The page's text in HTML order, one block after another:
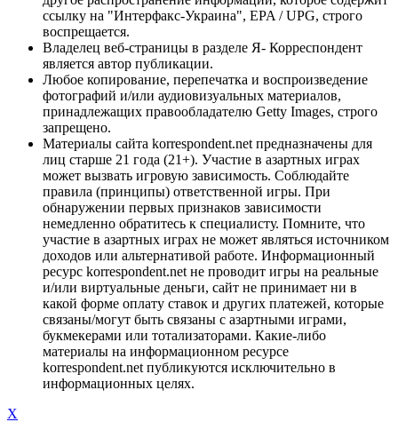
ссылку на "Интерфакс-Украина", EPA / UPG, строго
воспрещается.
Владелец веб-страницы в разделе Я- Корреспондент
является автор публикации.
Любое копирование, перепечатка и воспроизведение
фотографий и/или аудиовизуальных материалов,
принадлежащих правообладателю Getty Images, строго
запрещено.
Материалы сайта korrespondent.net предназначены для
лиц старше 21 года (21+). Участие в азартных играх
может вызвать игровую зависимость. Соблюдайте
правила (принципы) ответственной игры. При
обнаружении первых признаков зависимости
немедленно обратитесь к специалисту. Помните, что
участие в азартных играх не может являться источником
доходов или альтернативой работе. Информационный
ресурс korrespondent.net не проводит игры на реальные
и/или виртуальные деньги, сайт не принимает ни в
какой форме оплату ставок и других платежей, которые
связаны/могут быть связаны с азартными играми,
букмекерами или тотализаторами. Какие-либо
материалы на информационном ресурсе
korrespondent.net публикуются исключительно в
информационных целях.
X